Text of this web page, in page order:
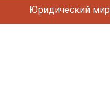
Юридический мир